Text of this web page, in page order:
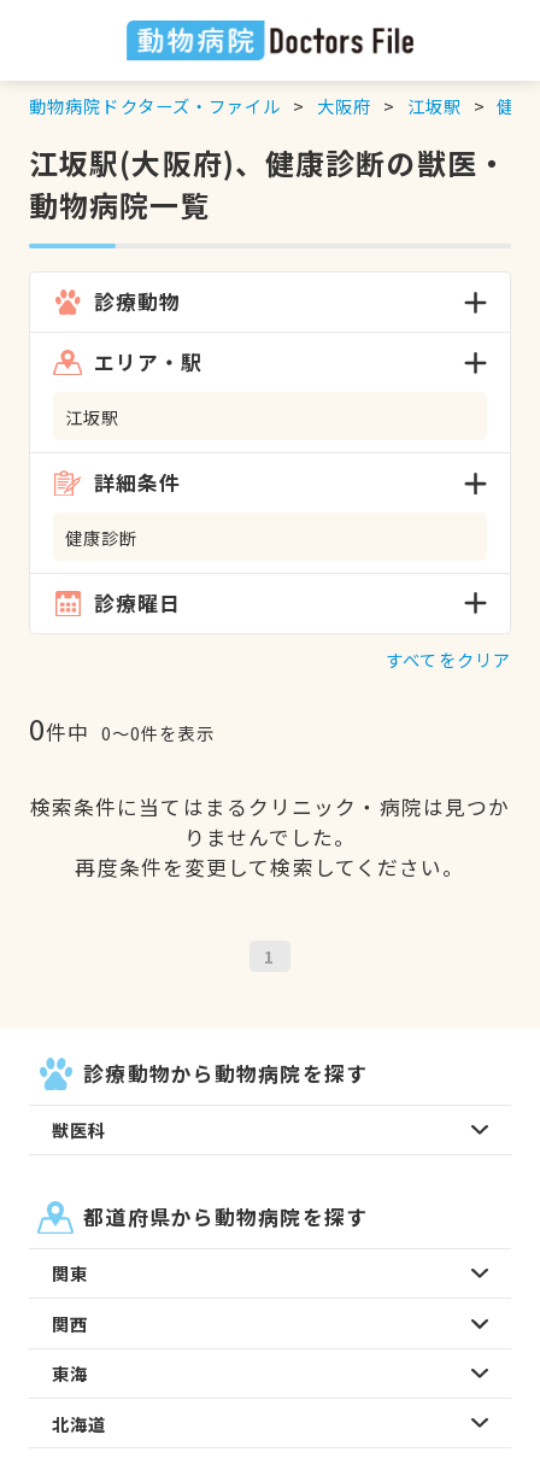
動物病院ドクターズ・ファイル 大阪府 江坂駅 健康
江坂駅(大阪府)、健康診断の獣医・
動物病院一覧
診療動物
エリア・駅
江坂駅
詳細条件
健康診断
診療曜日
すべてをクリア
0件中 0〜0件を表示
検索条件に当てはまるクリニック・病院は見つか
りませんでした。
再度条件を変更して検索してください。
1
診療動物から動物病院を探す
獣医科
都道府県から動物病院を探す
関東
関西
東海
北海道